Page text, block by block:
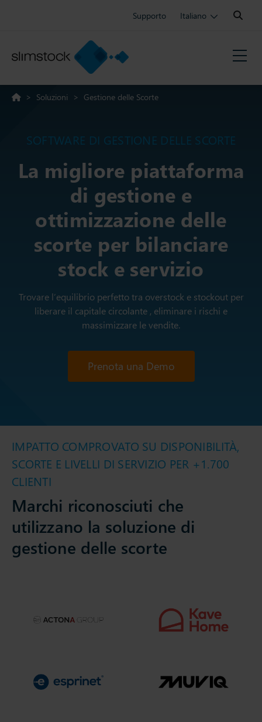
Supporto Italiano
Search:
> Soluzioni > Gestione delle Scorte
SOFTWARE DI GESTIONE DELLE SCORTE
La migliore piattaforma
di gestione e
ottimizzazione delle
scorte per bilanciare
stock e servizio
Trovare l’equilibrio perfetto tra overstock e stockout per
liberare il capitale circolante , eliminare i rischi e
massimizzare le vendite.
Prenota una Demo
IMPATTO COMPROVATO SU DISPONIBILITÀ,
SCORTE E LIVELLI DI SERVIZIO PER +1.700
CLIENTI
Marchi riconosciuti che
utilizzano la soluzione di
gestione delle scorte